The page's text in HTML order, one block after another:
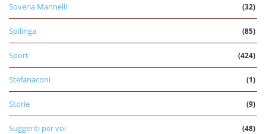
Soveria Mannelli (32)
Spilinga (85)
Sport (424)
Stefanaconi (1)
Storie (9)
Suggeriti per voi (48)